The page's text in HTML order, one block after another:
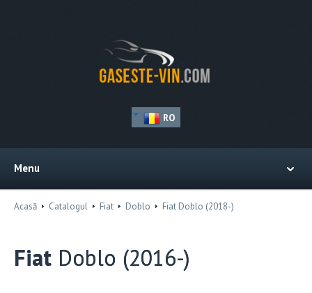
RO
Menu
Acasă Catalogul Fiat Doblo Fiat Doblo (2018-)
Fiat Doblo (2016-)